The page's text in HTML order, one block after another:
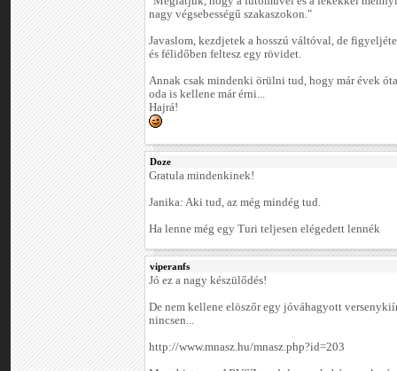
nagy végsebességű szakaszokon."
Javaslom, kezdjetek a hosszú váltóval, de
és félidőben feltesz egy rövidet.
Annak csak mindenki örülni tud, hogy már évek
oda is kellene már érni...
Hajrá!
Doze
Gratula mindenkinek!
Janika: Aki tud, az még mindég tud.
Ha lenne még egy Turi teljesen elégedett lennék
viperanfs
Jó ez a nagy készülődés!
De nem kellene elöszőr egy jóváhagyott
nincsen...
http://www.mnasz.hu/mnasz.php?id=203